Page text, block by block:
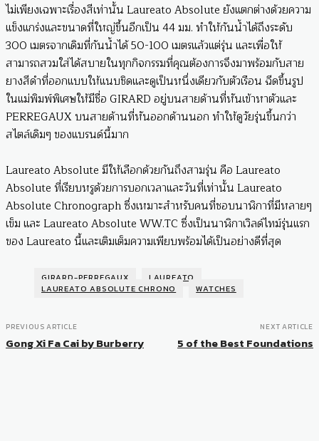
ไม่เพียงเฉพาะเรื่องสีเท่านั้น Laureato Absolute ยังแตกต่างด้วยความ
แข็งแกร่งและขนาดที่ใหญ่ขึ้นอีกเป็น 44 มม. ทำให้กันน้ำได้ถึงระดับ
300 เมตรจากเดิมที่กันน้ำได้ 50-100 เมตรแล้วแต่รุ่น และเพื่อให้
สามารถสวมใส่ได้สบายในทุกกิจกรรมที่คุณต้องการจึงมาพร้อมกับสาย
ยางสีดำที่ออกแบบให้แนบชิดและดูเป็นหนึ่งเดียวกับตัวเรือน ฉีดขึ้นรูป
ในแม่พิมพ์พิเศษให้มีชื่อ GIRARD อยู่บนสายด้านที่หันเข้าหาตัวและ
PERREGAUX บนสายด้านที่หันออกด้านนอก ทำให้ดูวัยรุ่นขึ้นกว่า
สไตล์เดิมๆ ของแบรนด์นี้มาก
Laureato Absolute มีให้เลือกด้วยกันถึงสามรุ่น คือ Laureato
Absolute ที่เรียบหรูด้วยการบอกเวลาและวันที่เท่านั้น Laureato
Absolute Chronograph ซึ่งเหมาะสำหรับคนที่ชอบนาฬิกาที่มีหลายๆ
เข็ม และ Laureato Absolute WW.TC ซึ่งเป็นนาฬิกาเวิลด์ไทม์รุ่นแรก
ของ Laureato นี้และเติมเต็มความเพียบพร้อมได้เป็นอย่างดีที่สุด
GIRARD-PERREGAUX
LAUREATO
LAUREATO ABSOLUTE CHRONO
WATCHES
PREVIOUS ARTICLE
Gong Xi Fa Cai by Burberry
NEXT ARTICLE
5 of the Best Foundations